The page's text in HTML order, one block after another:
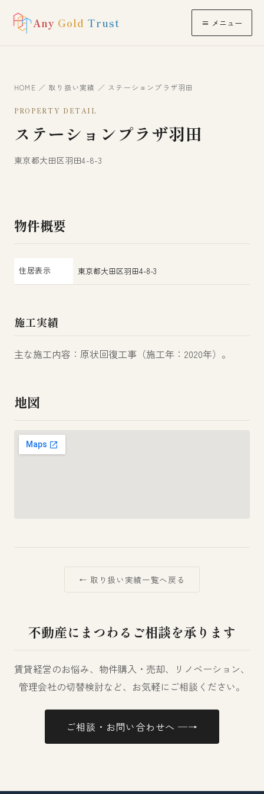
Any Gold Trust ≡ メニュー
HOME ／ 取り扱い実績 ／ ステーションプラザ羽田
PROPERTY DETAIL
ステーションプラザ羽田
東京都大田区羽田4-8-3
物件概要
住居表示 東京都大田区羽田4-8-3
施工実績
主な施工内容：原状回復工事（施工年：2020年）。
地図
← 取り扱い実績一覧へ戻る
不動産にまつわるご相談を承ります
賃貸経営のお悩み、物件購入・売却、リノベーション、
管理会社の切替検討など、お気軽にご相談ください。
ご相談・お問い合わせへ ─→